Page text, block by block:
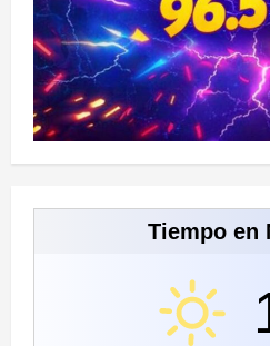
Tiempo en